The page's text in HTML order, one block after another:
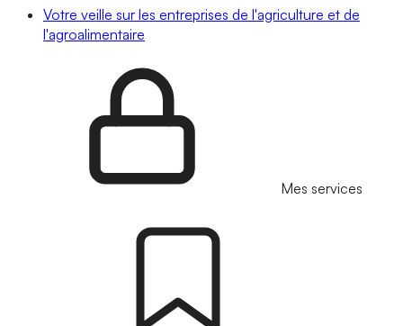
Votre veille sur les entreprises de l'agriculture et de
l'agroalimentaire
Mes services